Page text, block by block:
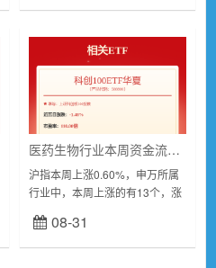
机构调研，按调研机构类型看，
医药生物行业本周资金流出榜：8股净流出资金超亿元
沪指本周上涨0.60%，申万所属
行业中，本周上涨的有13个，涨
幅为2.66%、2.42%。医药生物
行业本周上涨0.05%。跌幅居前
08-31